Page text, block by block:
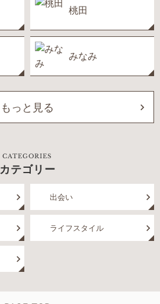
桃田
みなみ
もっと見る
CATEGORIES
カテゴリー
出会い
ライフスタイル